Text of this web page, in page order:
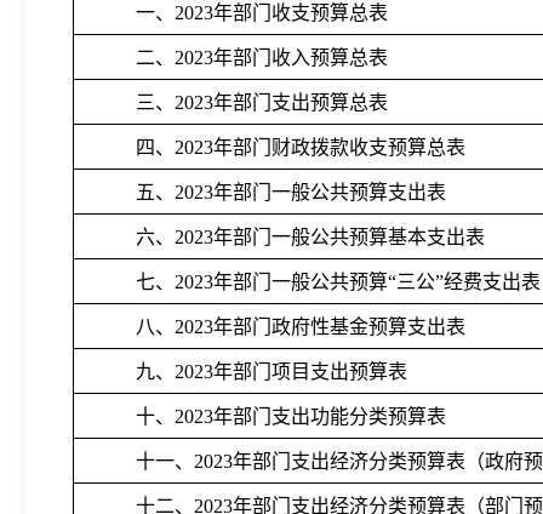
一、 2023年部门收支预算总表
二、 2023年部门收入预算总表
三、 2023年部门支出预算总表
四、 2023年部门财政拨款收支预算总表
五、 2023年部门一般公共预算支出表
六、 2023年部门一般公共预算基本支出表
七、 2023年部门一般公共预算“三公”经费支出表
八、 2023年部门政府性基金预算支出表
九、 2023年部门项目支出预算表
十、 2023年部门支出功能分类预算表
十一、 2023年部门支出经济分类预算表（政府
十二、 2023年部门支出经济分类预算表（部门